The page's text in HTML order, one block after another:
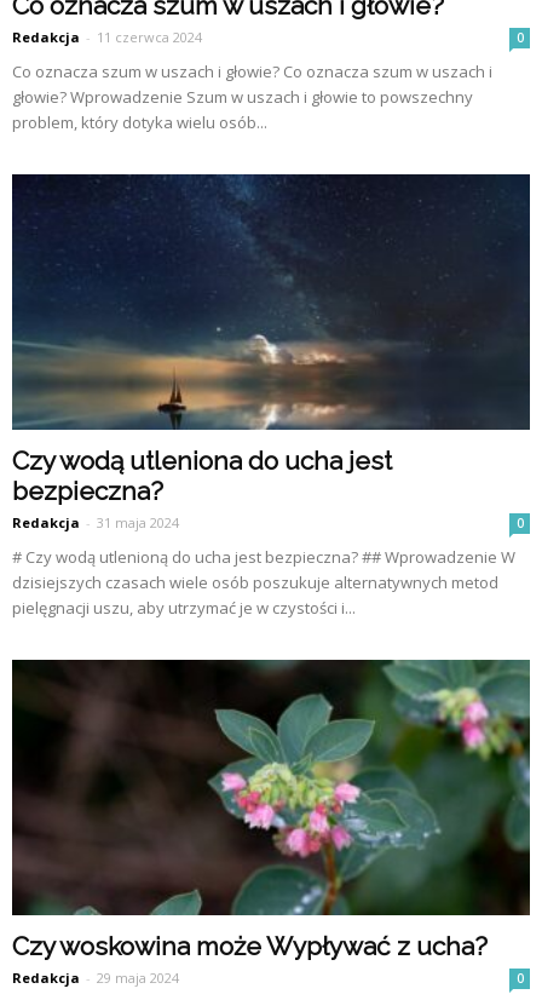
Redakcja - 11 czerwca 2024 0
Co oznacza szum w uszach i głowie? Co oznacza szum w uszach i
głowie? Wprowadzenie Szum w uszach i głowie to powszechny
problem, który dotyka wielu osób...
Czy wodą utleniona do ucha jest
bezpieczna?
Redakcja - 31 maja 2024 0
# Czy wodą utlenioną do ucha jest bezpieczna? ## Wprowadzenie W
dzisiejszych czasach wiele osób poszukuje alternatywnych metod
pielęgnacji uszu, aby utrzymać je w czystości i...
Czy woskowina może Wypływać z ucha?
Redakcja - 29 maja 2024 0